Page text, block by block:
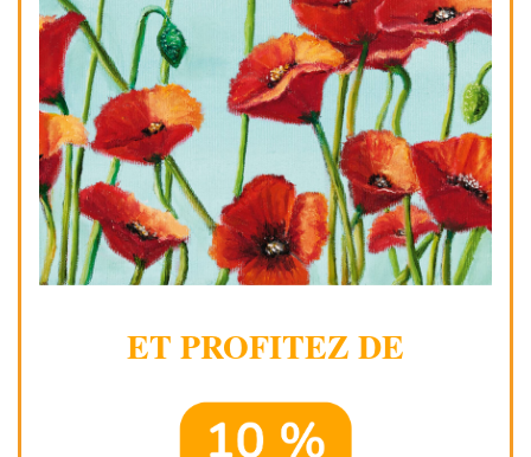
ET PROFITEZ DE